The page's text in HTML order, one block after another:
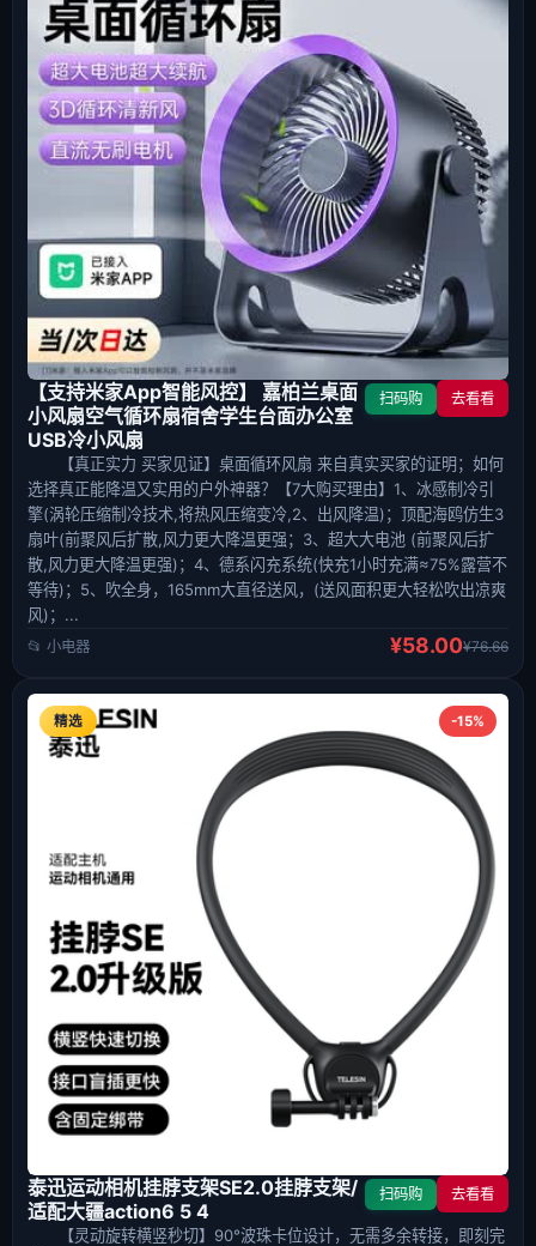
【支持米家App智能风控】 嘉柏兰桌面
小风扇空气循环扇宿舍学生台面办公室
USB冷小风扇
扫码购 去看看
【真正实力 买家见证】桌面循环风扇 来自真实买家的证明；如何
选择真正能降温又实用的户外神器？【7大购买理由】1、冰感制冷引
擎(涡轮压缩制冷技术,将热风压缩变冷,2、出风降温)；顶配海鸥仿生3
扇叶(前聚风后扩散,风力更大降温更强；3、超大大电池 (前聚风后扩
散,风力更大降温更强)；4、德系闪充系统(快充1小时充满≈75%露营不
等待)；5、吹全身，165mm大直径送风，(送风面积更大轻松吹出凉爽
风)；...
📂 小电器 ¥58.00¥76.66
-15%
精选
泰迅运动相机挂脖支架SE2.0挂脖支架/
适配大疆action6 5 4
扫码购 去看看
【灵动旋转横竖秒切】90°波珠卡位设计，无需多余转接，即刻完